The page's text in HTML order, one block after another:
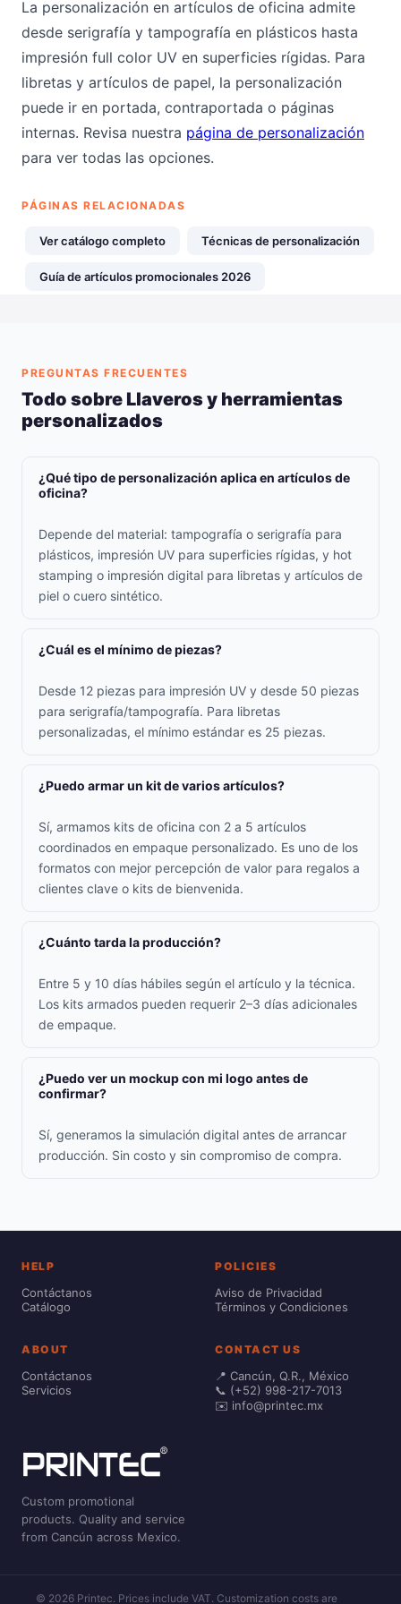
La personalización en artículos de oficina admite
desde serigrafía y tampografía en plásticos hasta
impresión full color UV en superficies rígidas. Para
libretas y artículos de papel, la personalización
puede ir en portada, contraportada o páginas
internas. Revisa nuestra página de personalización
para ver todas las opciones.
PÁGINAS RELACIONADAS
Ver catálogo completo Técnicas de personalización
Guía de artículos promocionales 2026
PREGUNTAS FRECUENTES
Todo sobre Llaveros y herramientas
personalizados
¿Qué tipo de personalización aplica en artículos de
oficina?
Depende del material: tampografía o serigrafía para
plásticos, impresión UV para superficies rígidas, y hot
stamping o impresión digital para libretas y artículos de
piel o cuero sintético.
¿Cuál es el mínimo de piezas?
Desde 12 piezas para impresión UV y desde 50 piezas
para serigrafía/tampografía. Para libretas
personalizadas, el mínimo estándar es 25 piezas.
¿Puedo armar un kit de varios artículos?
Sí, armamos kits de oficina con 2 a 5 artículos
coordinados en empaque personalizado. Es uno de los
formatos con mejor percepción de valor para regalos a
clientes clave o kits de bienvenida.
¿Cuánto tarda la producción?
Entre 5 y 10 días hábiles según el artículo y la técnica.
Los kits armados pueden requerir 2–3 días adicionales
de empaque.
¿Puedo ver un mockup con mi logo antes de
confirmar?
Sí, generamos la simulación digital antes de arrancar
producción. Sin costo y sin compromiso de compra.
HELP
Contáctanos
Catálogo
POLICIES
Aviso de Privacidad
Términos y Condiciones
ABOUT
Contáctanos
Servicios
CONTACT US
📍 Cancún, Q.R., México
📞 (+52) 998-217-7013
✉️ info@printec.mx
Custom promotional
products. Quality and service
from Cancún across Mexico.
© 2026 Printec. Prices include VAT. Customization costs are